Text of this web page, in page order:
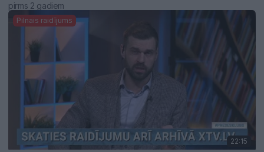
pirms 2 gadiem
Pilnais raidījums
22:15